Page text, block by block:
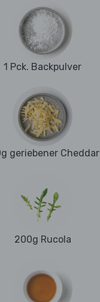
1 Pck. Backpulver
geriebener Cheddar
200g Rucola